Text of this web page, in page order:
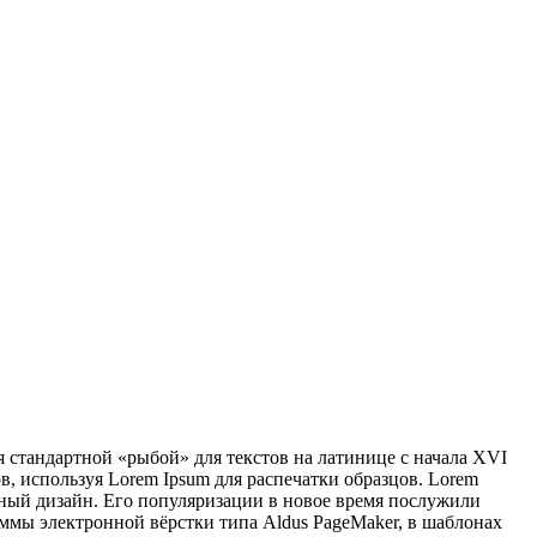
«рыбой» для текстов на латинице с начала XVI
Lorem Ipsum для распечатки образцов. Lorem
дизайн. Его популяризации в новое время послужили
электронной вёрстки типа Aldus PageMaker, в шаблонах